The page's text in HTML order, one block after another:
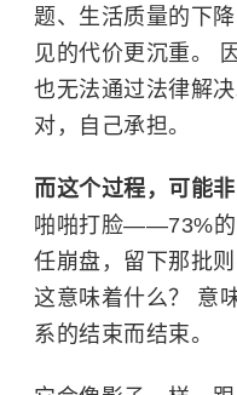
题、生活质量的下
见的代价更沉重。
也无法通过法律解
对，自己承担。
而这个过程，可能
啪啪打脸——73%的
任崩盘，留下那批
这意味着什么？ 意
系的结束而结束。